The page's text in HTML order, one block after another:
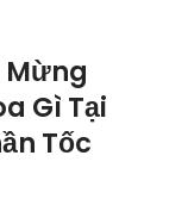
Mừng
Gì Tại
Tốc